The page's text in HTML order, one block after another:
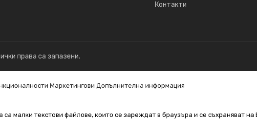
Контакти
права са запазени.
Маркетингови Допълнителна информация
са малки текстови файлове, които се зареждат в браузъра и се съхраняват